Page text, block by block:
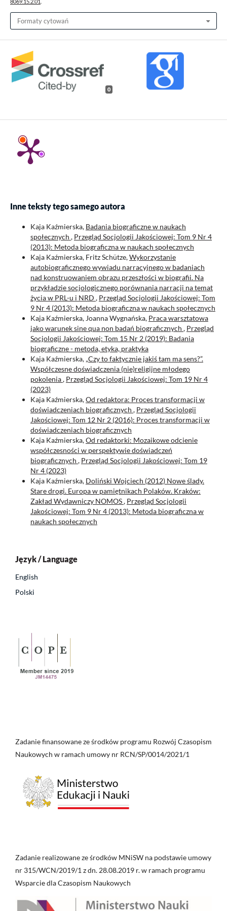
8069.15.2.01
Formaty cytowań
0
Inne teksty tego samego autora
Kaja Kaźmierska, Badania biograficzne w naukach
społecznych , Przegląd Socjologii Jakościowej: Tom 9 Nr 4
(2013): Metoda biograficzna w naukach społecznych
Kaja Kaźmierska, Fritz Schütze,Wykorzystanie
autobiograficznego wywiadu narracyjnego w badaniach
nad konstruowaniem obrazu przeszłości w biografii. Na
przykładzie socjologicznego porównania narracji na temat
życia w PRL-u i NRD , Przegląd Socjologii Jakościowej: Tom
9 Nr 4 (2013): Metoda biograficzna w naukach społecznych
Kaja Kaźmierska, Joanna Wygnańska, Praca warsztatowa
jako warunek sine qua non badań biograficznych , Przegląd
Socjologii Jakościowej: Tom 15 Nr 2 (2019): Badania
biograficzne - metoda, etyka, praktyka
Kaja Kaźmierska, „Czy to faktycznie jakiś tam ma sens?”.
Współczesne doświadczenia (nie)religijne młodego
pokolenia, Przegląd Socjologii Jakościowej: Tom 19 Nr 4
(2023)
Kaja Kaźmierska,Od redaktora: Proces transformacji w
doświadczeniach biograficznych , Przegląd Socjologii
Jakościowej: Tom 12 Nr 2 (2016): Proces transformacji w
doświadczeniach biograficznych
Kaja Kaźmierska,Od redaktorki: Mozaikowe odcienie
współczesności w perspektywie doświadczeń
biograficznych , Przegląd Socjologii Jakościowej: Tom 19
Nr 4 (2023)
Kaja Kaźmierska, Doliński Wojciech (2012) Nowe ślady.
Stare drogi. Europa w pamiętnikach Polaków. Kraków:
Zakład Wydawniczy NOMOS, Przegląd Socjologii
Jakościowej: Tom 9 Nr 4 (2013): Metoda biograficzna w
naukach społecznych
Język / Language
English
Polski
Zadanie finansowane ze środków programu Rozwój Czasopism
Naukowych w ramach umowy nr RCN/SP/0014/2021/1
Zadanie realizowane ze środków MNiSW na podstawie umowy
nr 315/WCN/2019/1 z dn. 28.08.2019 r. w ramach programu
Wsparcie dla Czasopism Naukowych